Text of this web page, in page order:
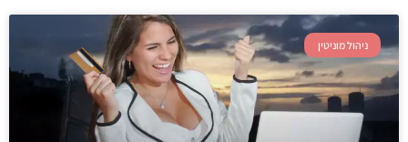
ניהול מוניטין